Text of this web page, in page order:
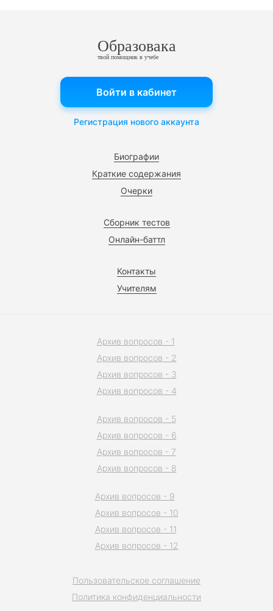
Образовака
твой помощник в учебе
Биографии
Краткие содержания
Очерки
Сборник тестов
Онлайн-баттл
Контакты
Учителям
Войти в кабинет
Регистрация нового аккаунта
Пользовательское соглашение
Политика конфиденциальности
Архив вопросов - 1
Архив вопросов - 2
Архив вопросов - 3
Архив вопросов - 4
Архив вопросов - 5
Архив вопросов - 6
Архив вопросов - 7
Архив вопросов - 8
Архив вопросов - 9
Архив вопросов - 10
Архив вопросов - 11
Архив вопросов - 12